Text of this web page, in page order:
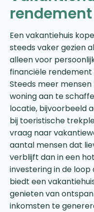
Een vakantiehuis
steeds vaker gezien
alleen voor
financiële
Steeds meer
woning aan te
locatie, bijvoorbeeld
bij toeristische
vraag naar
aantal mensen dat
verblijft dan in een
investering in de loop
biedt een
genieten van
inkomsten te